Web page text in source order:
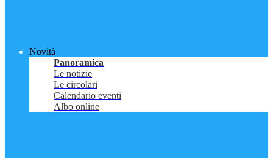
Novità
Panoramica
Le notizie
Le circolari
Calendario eventi
Albo online